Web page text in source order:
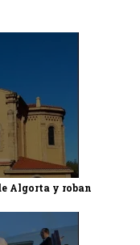
Algorta y roban